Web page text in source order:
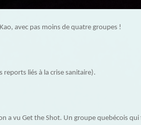
avec pas moins de quatre groupes !
liés à la crise sanitaire).
a vu Get the Shot. Un groupe quebécois qui